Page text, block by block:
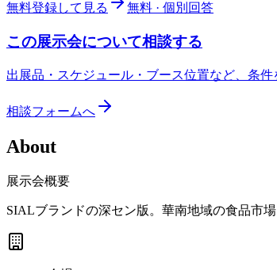
無料登録して見る 無料 · 個別回答
この展示会について相談する
出展品・スケジュール・ブース位置など、条
相談フォームへ
About
展示会概要
SIALブランドの深セン版。華南地域の食品市場